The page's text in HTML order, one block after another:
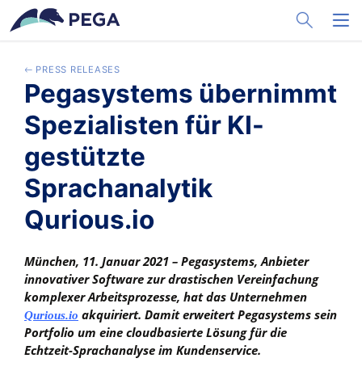
メインコンテンツに飛ぶ
Toggle
PRESS RELEASES
Pegasystems übernimmt
Spezialisten für KI-
gestützte
Sprachanalytik
Qurious.io
München, 11. Januar 2021 – Pegasystems, Anbieter
innovativer Software zur drastischen Vereinfachung
komplexer Arbeitsprozesse, hat das Unternehmen
Qurious.io akquiriert. Damit erweitert Pegasystems sein
Portfolio um eine cloudbasierte Lösung für die
Echtzeit-Sprachanalyse im Kundenservice.